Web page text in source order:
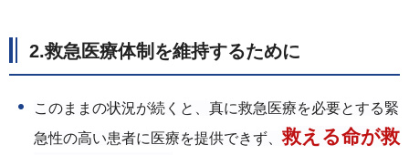
2.救急医療体制を維持するために
このままの状況が続くと、真に救急医療を必要とする緊
急性の高い患者に医療を提供できず、救える命が救